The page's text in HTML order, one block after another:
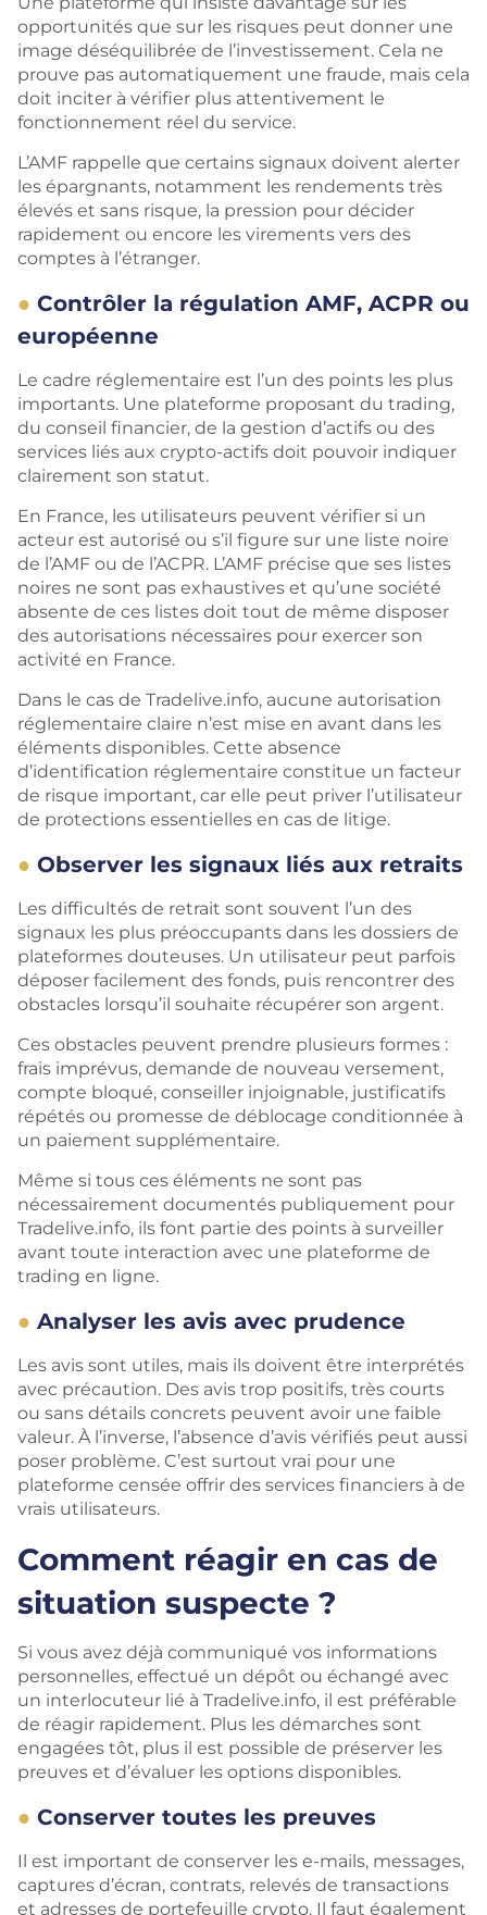
opportunités que sur les risques peut donner une
image déséquilibrée de l’investissement. Cela ne
prouve pas automatiquement une fraude, mais cela
doit inciter à vérifier plus attentivement le
fonctionnement réel du service.
L’AMF rappelle que certains signaux doivent alerter
les épargnants, notamment les rendements très
élevés et sans risque, la pression pour décider
rapidement ou encore les virements vers des
comptes à l’étranger.
Contrôler la régulation AMF, ACPR ou
européenne
Le cadre réglementaire est l’un des points les plus
importants. Une plateforme proposant du trading,
du conseil financier, de la gestion d’actifs ou des
services liés aux crypto-actifs doit pouvoir indiquer
clairement son statut.
En France, les utilisateurs peuvent vérifier si un
acteur est autorisé ou s’il figure sur une liste noire
de l’AMF ou de l’ACPR. L’AMF précise que ses listes
noires ne sont pas exhaustives et qu’une société
absente de ces listes doit tout de même disposer
des autorisations nécessaires pour exercer son
activité en France.
Dans le cas de Tradelive.info, aucune autorisation
réglementaire claire n’est mise en avant dans les
éléments disponibles. Cette absence
d’identification réglementaire constitue un facteur
de risque important, car elle peut priver l’utilisateur
de protections essentielles en cas de litige.
Observer les signaux liés aux retraits
Les difficultés de retrait sont souvent l’un des
signaux les plus préoccupants dans les dossiers de
plateformes douteuses. Un utilisateur peut parfois
déposer facilement des fonds, puis rencontrer des
obstacles lorsqu’il souhaite récupérer son argent.
Ces obstacles peuvent prendre plusieurs formes :
frais imprévus, demande de nouveau versement,
compte bloqué, conseiller injoignable, justificatifs
répétés ou promesse de déblocage conditionnée à
un paiement supplémentaire.
Même si tous ces éléments ne sont pas
nécessairement documentés publiquement pour
Tradelive.info, ils font partie des points à surveiller
avant toute interaction avec une plateforme de
trading en ligne.
Analyser les avis avec prudence
Les avis sont utiles, mais ils doivent être interprétés
avec précaution. Des avis trop positifs, très courts
ou sans détails concrets peuvent avoir une faible
valeur. À l’inverse, l’absence d’avis vérifiés peut aussi
poser problème. C’est surtout vrai pour une
plateforme censée offrir des services financiers à de
vrais utilisateurs.
Comment réagir en cas de
situation suspecte ?
Si vous avez déjà communiqué vos informations
personnelles, effectué un dépôt ou échangé avec
un interlocuteur lié à Tradelive.info, il est préférable
de réagir rapidement. Plus les démarches sont
engagées tôt, plus il est possible de préserver les
preuves et d’évaluer les options disponibles.
Conserver toutes les preuves
Il est important de conserver les e-mails, messages,
captures d’écran, contrats, relevés de transactions
et adresses de portefeuille crypto. Il faut également